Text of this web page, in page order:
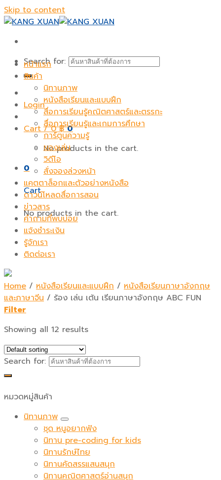
Skip to content
Search for:
Login
Cart /0฿ 0
No products in the cart.
0
Cart
No products in the cart.
หน้าแรก
สินค้า
นิทานภาพ
หนังสือเรียนและแบบฝึก
สื่อการเรียนรู้คณิตศาสตร์และตรรกะ
สื่อการเรียนรู้และเกมการศึกษา
การ์ตูนความรู้
ของเล่น
วิดีโอ
สั่งจองล่วงหน้า
แคตตาล็อกและตัวอย่างหนังสือ
ดาวน์โหลดสื่อการสอน
ข่าวสาร
คำถามที่พบบ่อย
แจ้งชำระเงิน
รู้จักเรา
ติดต่อเรา
Home / หนังสือเรียนและแบบฝึก / หนังสือเรียนภาษาอังกฤษ
และภาษาจีน / ร้อง เล่น เต้น เรียนภาษาอังกฤษ ABC FUN
Filter
Showing all 12 results
Search for:
หมวดหมู่สินค้า
นิทานภาพ
ชุด หนูอยากฟัง
นิทาน pre-coding for kids
นิทานรักษ์ไทย
นิทานคัดสรรแสนสนุก
นิทานคณิตศาสตร์อ่านสนุก